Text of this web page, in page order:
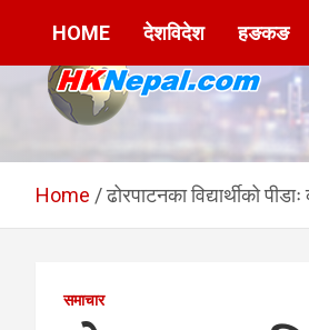
HKNepal.com
हङकङबाट
hknepal, hknepal.com, hk nepal, hk
HOME देशविदेश हङकङ
Home ढोरपाटनका विद्यार्थीको
समाचार